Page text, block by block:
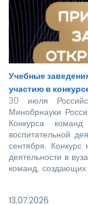
Учебные
участию в
30 июля
Минобрнауки
Конкурса
воспитательной
сентября. Конкурс
деятельности в
команд,
реализуется
13.07.2026